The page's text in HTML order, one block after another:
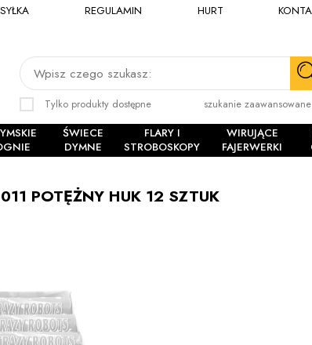
Wpisz czego szukasz:
Tylko produkty dostępne szukanie
REGULAMIN HURT
ŚWIECE
DYMNE
FLARY I
STROBOSKOPY
WIRUJĄCE
FAJERWERKI
POTĘŻNY HUK 12 SZTUK